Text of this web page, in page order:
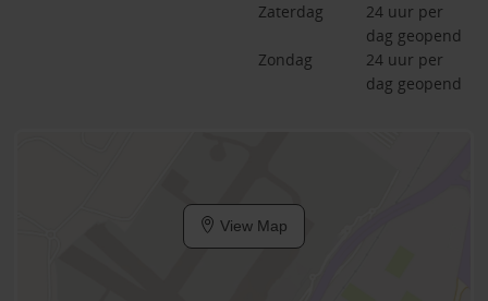
Zaterdag
24 uur per
dag geopend
Zondag
24 uur per
dag geopend
View Map